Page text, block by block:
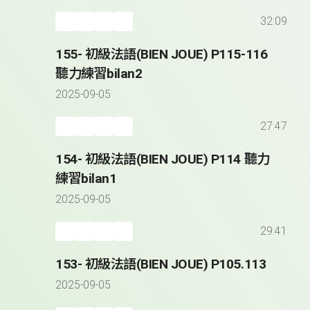
32:09
155- 初級法語(BIEN JOUE) P115-116
聽力練習bilan2
2025-09-05
27:47
154- 初級法語(BIEN JOUE) P114 聽力
練習bilan1
2025-09-05
29:41
153- 初級法語(BIEN JOUE) P105.113
2025-09-05